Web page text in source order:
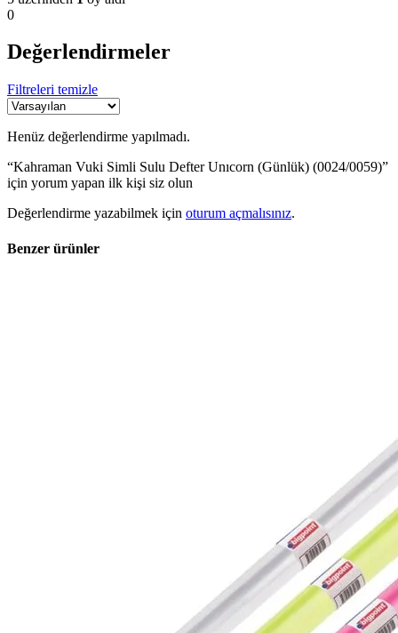
0
Değerlendirmeler
Filtreleri temizle
Henüz değerlendirme yapılmadı.
“Kahraman Vuki Simli Sulu Defter Unıcorn (Günlük) (0024/0059)”
için yorum yapan ilk kişi siz olun
Değerlendirme yazabilmek için oturum açmalısınız.
Benzer ürünler